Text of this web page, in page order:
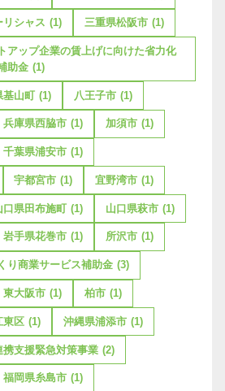
リシャス (1) 三重県松阪市 (1)
アップ企業の賃上げに向けた省力化
助金 (1)
基山町 (1) 八王子市 (1)
兵庫県西脇市 (1) 加須市 (1)
千葉県浦安市 (1)
宇都宮市 (1) 宜野湾市 (1)
口県田布施町 (1) 山口県萩市 (1)
岩手県花巻市 (1) 所沢市 (1)
り商業サービス補助金 (3)
東大阪市 (1) 柏市 (1)
東区 (1) 沖縄県浦添市 (1)
携支援緊急対策事業 (2)
福岡県糸島市 (1)